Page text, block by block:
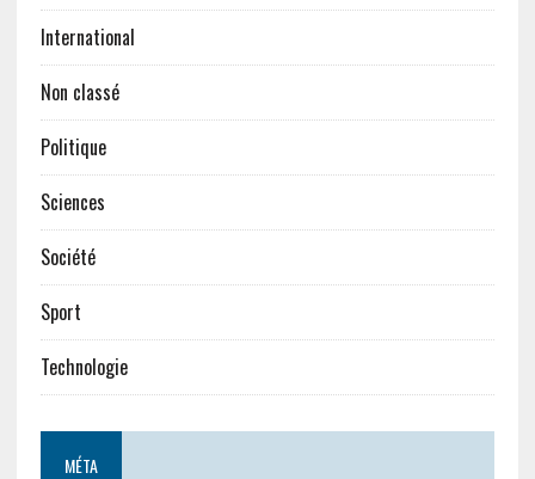
International
Non classé
Politique
Sciences
Société
Sport
Technologie
MÉTA